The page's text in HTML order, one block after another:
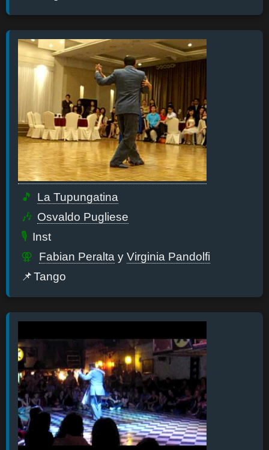
La Tupungatina
Osvaldo Pugliese
Inst
Fabian Peralta y Virginia Pandolfi
Tango